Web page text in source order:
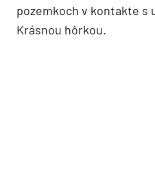
pozemkoch v kontakte s
Krásnou hôrkou.